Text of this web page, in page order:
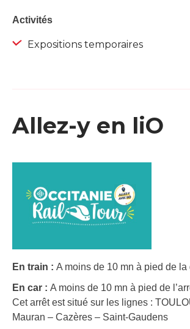
Activités
Expositions temporaires
Allez-y en liO
En train : A moins de 10 mn à pied de
En car : A moins de 10 mn à pied de
Cet arrêt est situé sur les lignes :
Mauran – Cazères – Saint-Gaudens